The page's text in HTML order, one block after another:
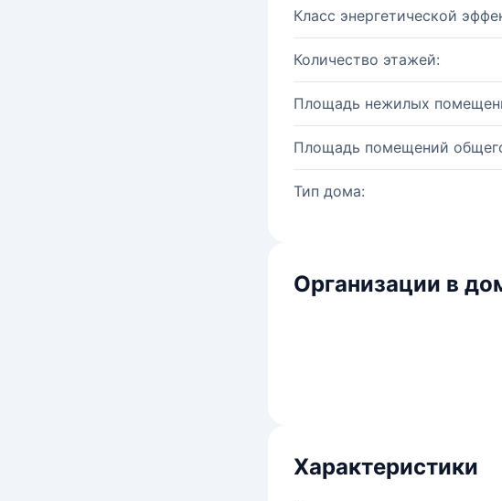
Класс энергетической
Количество этажей:
Площадь нежилых
Площадь помещений
Тип дома:
Организации в
Характеристики